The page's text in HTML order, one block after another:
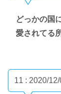
どっかの国
愛されてる
11 : 2020/